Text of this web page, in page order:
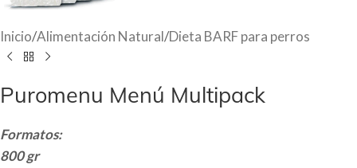
Inicio/Alimentación Natural/Dieta BARF para perros
Puromenu Menú Multipack
Formatos:
800 gr